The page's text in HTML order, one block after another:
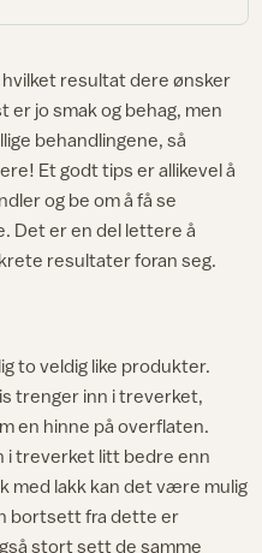
resultat dere ønsker
er jo smak og behag, men
behandlingene, så
Et godt tips er allikevel å
og be om å få se
Det er en del lettere å
resultater foran seg.
to veldig like produkter.
trenger inn i treverket,
en hinne på overflaten.
i treverket litt bedre enn
med lakk kan det være mulig
bortsett fra dette er
stort sett de samme